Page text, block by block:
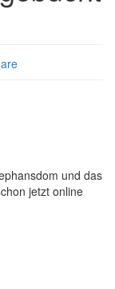
und das
jetzt online